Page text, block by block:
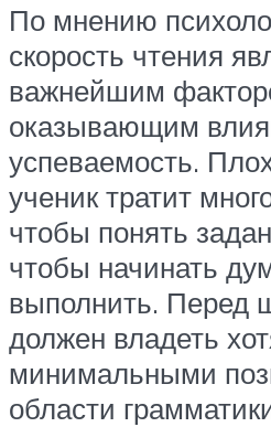
По мнению
скорость чтения
важнейшим
оказывающим
успеваемость.
ученик тратит
чтобы понять
чтобы начинать
выполнить. Перед
должен владеть
минимальными
области